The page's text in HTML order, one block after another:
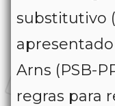
substitutivo
Arns (PSB-
regras para